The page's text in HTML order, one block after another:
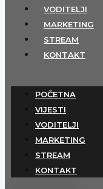
VODITELJI
MARKETING
STREAM
KONTAKT
POČETNA
VIJESTI
VODITELJI
MARKETING
STREAM
KONTAKT